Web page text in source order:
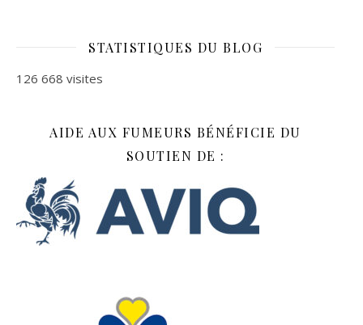
STATISTIQUES DU BLOG
126 668 visites
AIDE AUX FUMEURS BÉNÉFICIE DU
SOUTIEN DE :